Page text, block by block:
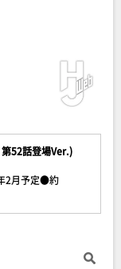
52話登場Ver.)
2月予定●約